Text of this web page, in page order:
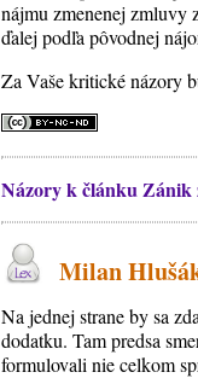
nájmu zmenenej zmluvy
ďalej podľa pôvodnej
Za Vaše kritické názory
Názory k článku Zánik
Milan
Na jednej strane by sa
dodatku. Tam predsa
formulovali nie celkom